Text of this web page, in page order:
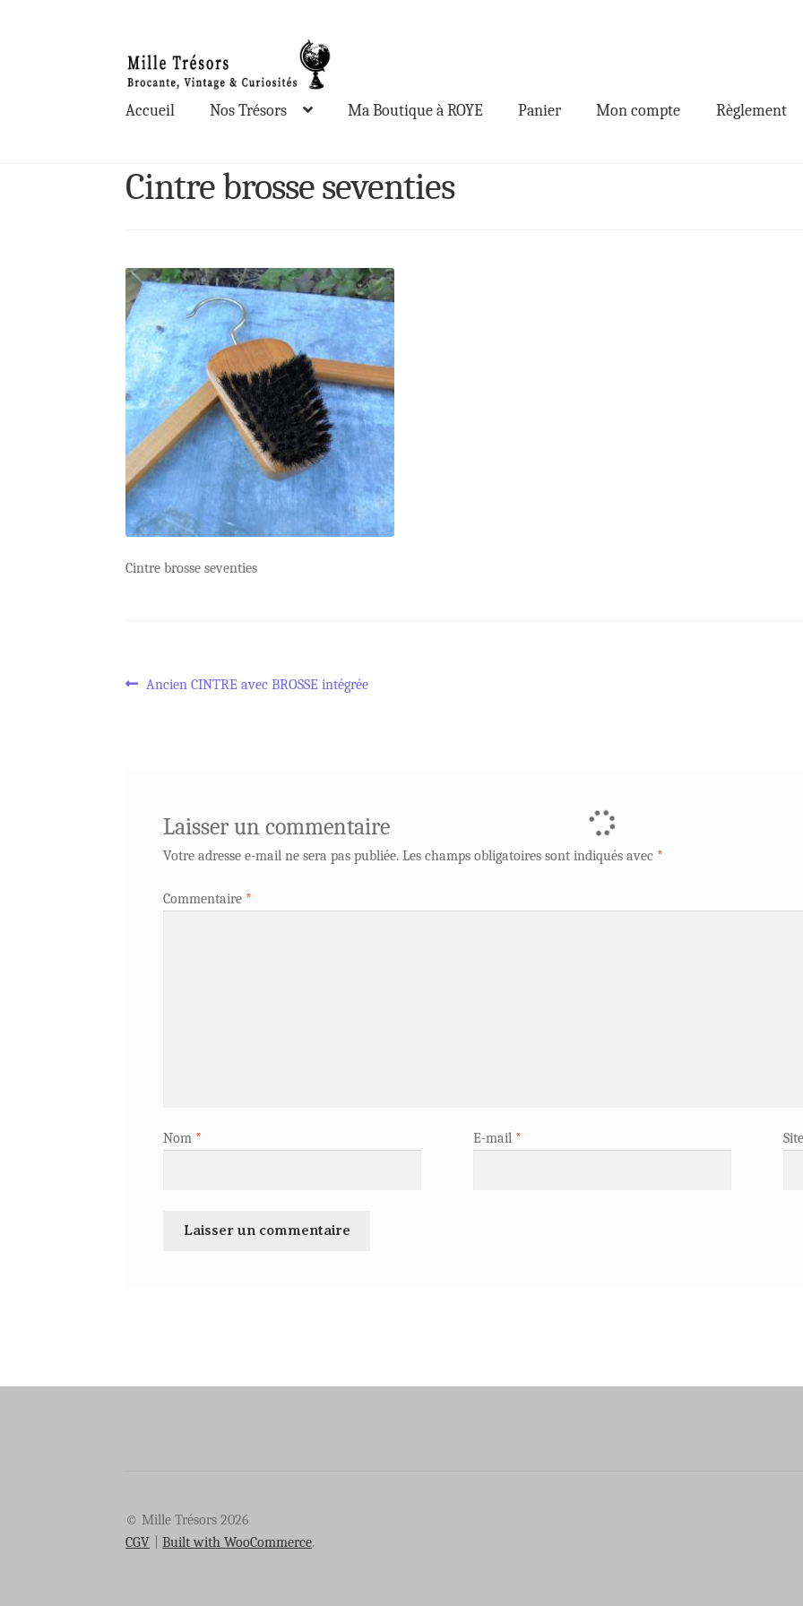
à
la
navigation
au
contenu
Accueil Nos Trésors Ma Boutique à ROYE Panier Mon compte Règlement
Cintre brosse seventies
Cintre brosse seventies
Navigation
Article
Ancien CINTRE avec BROSSE intégrée
Laisser un commentaire
Votre adresse e-mail ne sera pas publiée. Les champs obligatoires sont indiqués avec *
Commentaire *
Nom * E-mail *
© Mille Trésors 2026
CGV
Built with WooCommerce.